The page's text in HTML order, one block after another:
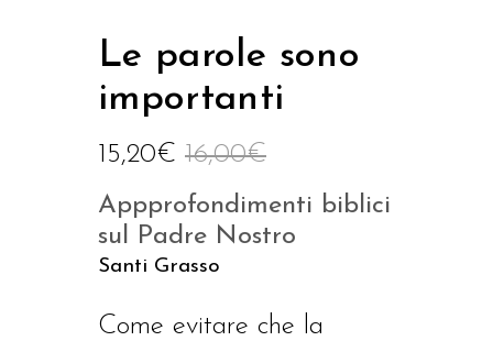
Le parole sono
importanti
16,00€
15,20€
Appprofondimenti biblici
sul Padre Nostro
Santi Grasso
Come evitare che la